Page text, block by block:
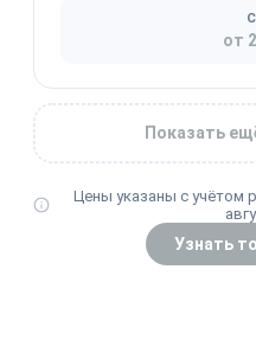
от
Показать
Цены указаны с учётом
Узнать